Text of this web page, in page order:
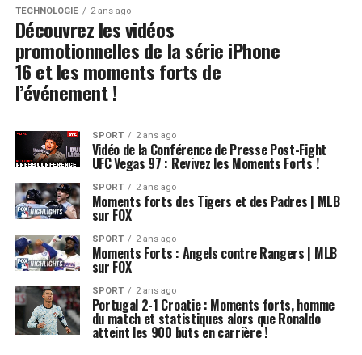
TECHNOLOGIE 2 ans ago
Découvrez les vidéos
promotionnelles de la série iPhone
16 et les moments forts de
l’événement !
SPORT 2 ans ago
Vidéo de la Conférence de Presse Post-Fight
UFC Vegas 97 : Revivez les Moments Forts !
SPORT 2 ans ago
Moments forts des Tigers et des Padres | MLB
sur FOX
SPORT 2 ans ago
Moments Forts : Angels contre Rangers | MLB
sur FOX
SPORT 2 ans ago
Portugal 2-1 Croatie : Moments forts, homme
du match et statistiques alors que Ronaldo
atteint les 900 buts en carrière !